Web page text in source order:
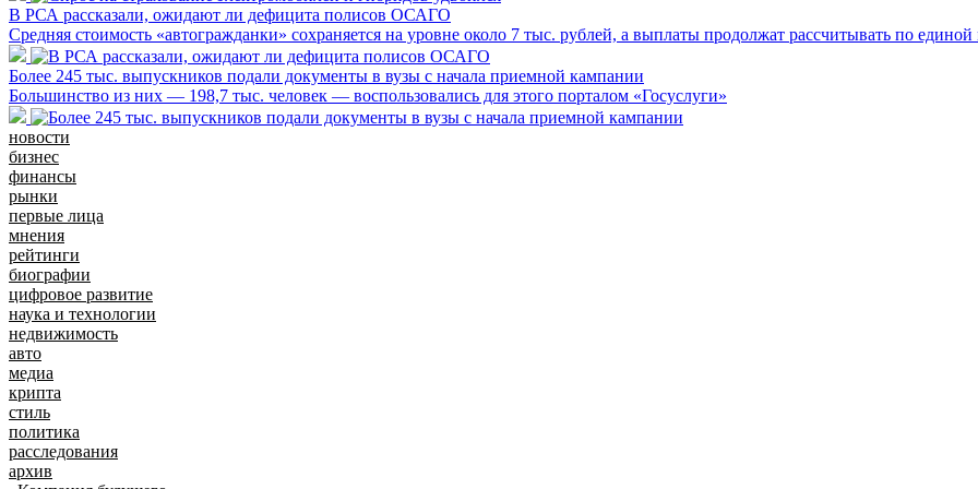
В РСА рассказали, ожидают ли дефицита полисов ОСАГО
Средняя стоимость «автогражданки» сохраняется на уровне около 7 тыс. рублей, а выплаты продолжат рассчитывать по единой
Более 245 тыс. выпускников подали документы в вузы с начала приемной кампании
Большинство из них — 198,7 тыс. человек — воспользовались для этого порталом «Госуслуги»
новости
бизнес
финансы
рынки
первые лица
мнения
рейтинги
биографии
цифровое развитие
наука и технологии
недвижимость
авто
медиа
крипта
стиль
политика
расследования
архив